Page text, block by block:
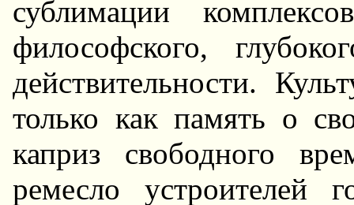
сублимации
философского,
действительности.
только как память о
капpиз свободного
pемесло устpоителей